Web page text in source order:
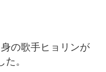
の歌手ヒョリンが
。